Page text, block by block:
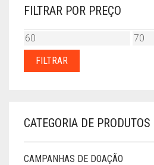
FILTRAR POR PREÇO
PREÇO
MÍNIMO
PREÇO
FILTRAR
CATEGORIA DE PRODUTOS
CAMPANHAS DE DOAÇÃO